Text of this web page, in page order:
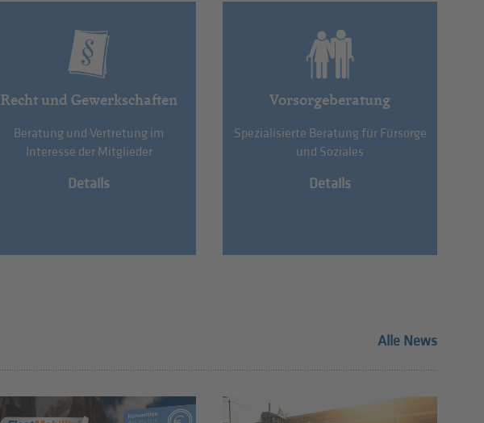
Recht und Gewerkschaften
Beratung und Vertretung im
Interesse der Mitglieder
Details
Vorsorgeberatung
Spezialisierte Beratung für Fürsorge
und Soziales
Details
Alle News